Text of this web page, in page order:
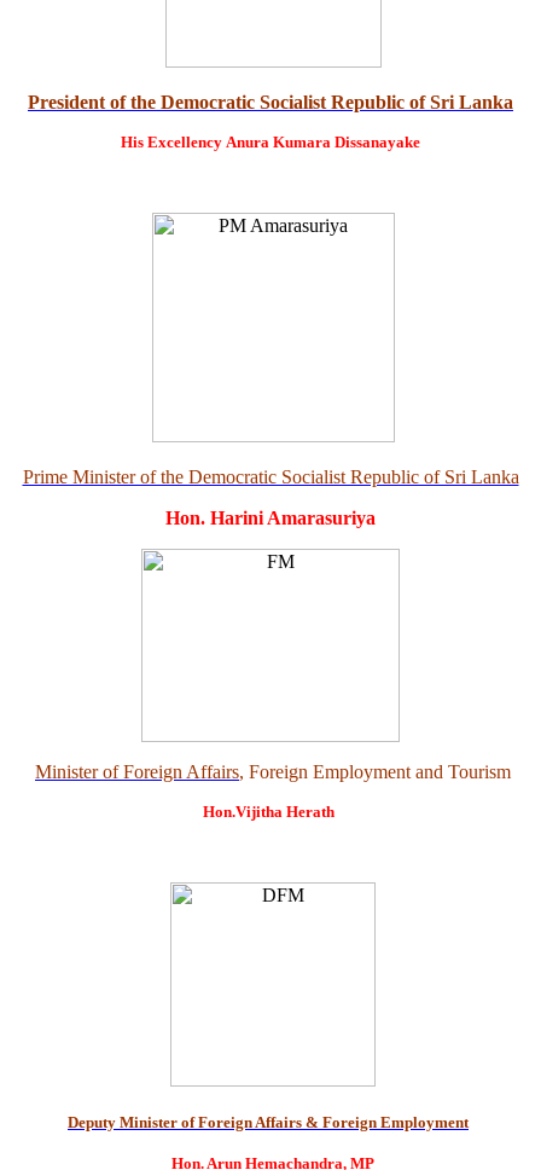
President of the Democratic Socialist Republic of Sri Lanka
His Excellency Anura Kumara Dissanayake
Prime Minister of the Democratic Socialist Republic of Sri Lanka
Hon. Harini Amarasuriya
Minister of Foreign Affairs, Foreign Employment and Tourism
Hon.Vijitha Herath
Deputy Minister of Foreign Affairs & Foreign Employment
Hon. Arun Hemachandra, MP